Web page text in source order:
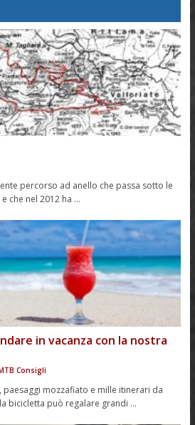
percorso ad anello che passa sotto le
che nel 2012 ha …
in vacanza con la nostra
Consigli
paesaggi mozzafiato e mille itinerari da
bicicletta può regalare grandi …